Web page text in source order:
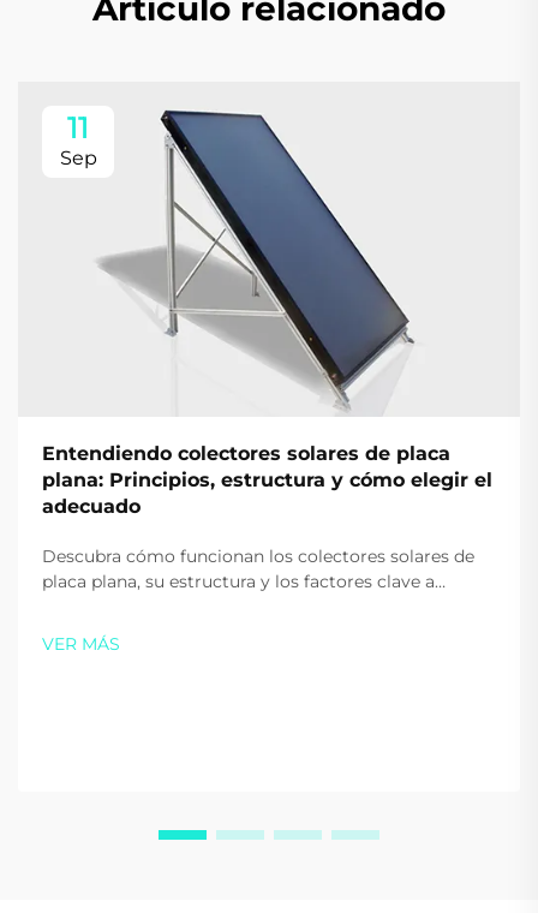
Artículo relacionado
11
Sep
Entendiendo colectores solares de placa
plana: Principios, estructura y cómo elegir el
adecuado
Descubra cómo funcionan los colectores solares de
placa plana, su estructura y los factores clave a
Maximice la eficiencia y los ahorros: descargue
nuestra guía gratuita hoy.
VER MÁS